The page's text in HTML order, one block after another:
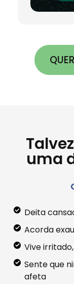
uma
Deita
Acorda
Vive
Sente que
afeta